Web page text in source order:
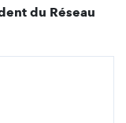
du Réseau